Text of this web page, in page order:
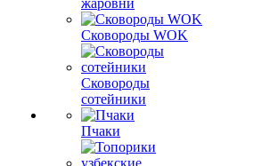
жаровни
Сковороды WOK
Сковороды
сотейники
Пчаки